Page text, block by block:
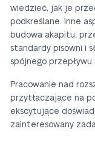
wiedzieć, jak je
podkreślane. Inne
budowa akapitu,
standardy pisowni i
spójnego
Pracowanie nad
przytłaczające na
ekscytujące
zainteresowany